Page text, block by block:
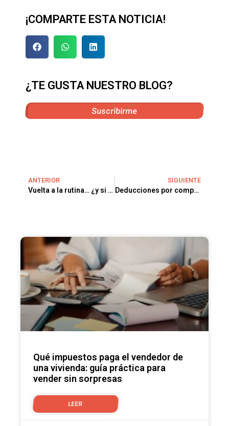
¡COMPARTE ESTA NOTICIA!
¿TE GUSTA NUESTRO BLOG?
Suscribirme
ANTERIOR
Vuelta a la rutina… ¿y si septiembre es el mejor mes para mudarte?
SIGUIENTE
Deducciones por compra de vivienda habitual en 2025: lo que debes saber en septiembre
Qué impuestos paga el vendedor de
una vivienda: guía práctica para
vender sin sorpresas
LEER